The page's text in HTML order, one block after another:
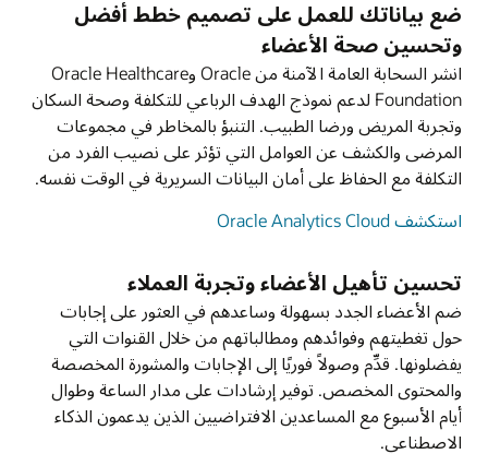
ضع بياناتك للعمل على تصميم خطط أفضل
وتحسين صحة الأعضاء
انشر السحابة العامة الآمنة من Oracle وOracle Healthcare
Foundation لدعم نموذج الهدف الرباعي للتكلفة وصحة السكان
وتجربة المريض ورضا الطبيب. التنبؤ بالمخاطر في مجموعات
المرضى والكشف عن العوامل التي تؤثر على نصيب الفرد من
التكلفة مع الحفاظ على أمان البيانات السريرية في الوقت نفسه.
استكشف Oracle Analytics Cloud
تحسين تأهيل الأعضاء وتجربة العملاء
ضم الأعضاء الجدد بسهولة وساعدهم في العثور على إجابات
حول تغطيتهم وفوائدهم ومطالباتهم من خلال القنوات التي
يفضلونها. قدِّم وصولاً فوريًا إلى الإجابات والمشورة المخصصة
والمحتوى المخصص. توفير إرشادات على مدار الساعة وطوال
أيام الأسبوع مع المساعدين الافتراضيين الذين يدعمون الذكاء
الاصطناعي.